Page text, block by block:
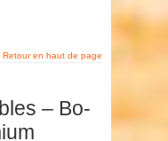
Retour en haut de page
– Bo-